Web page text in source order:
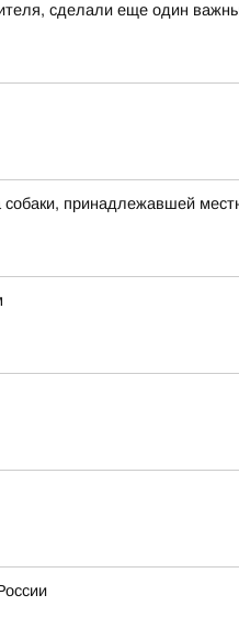
сделали еще один
собаки, принадлежавшей